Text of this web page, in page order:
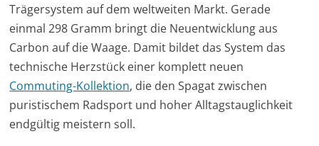
Trägersystem auf dem weltweiten Markt. Gerade
einmal 298 Gramm bringt die Neuentwicklung aus
Carbon auf die Waage. Damit bildet das System das
technische Herzstück einer komplett neuen
Commuting-Kollektion, die den Spagat zwischen
puristischem Radsport und hoher Alltagstauglichkeit
endgültig meistern soll.